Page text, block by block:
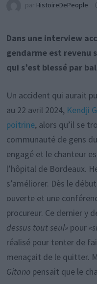
par HistoireDePeople
Dans une interview
gendarme est revenu
qui s’est blessé par
Un accident qui aurait
au 22 avril 2024, Kendji
poitrine, alors qu’il se
communauté de gens
engagé et le chanteur
l’hôpital de Bordeaux.
s’améliorer. Dès le
ouverte et une
procureur. Ce dernier y
dessus tout seul»pour
réalisé pour tenter de
menaçait de le quitter.
Gitanopensait que le